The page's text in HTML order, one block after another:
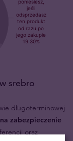
srebro
długoterminowej
zabezpieczenie
oraz